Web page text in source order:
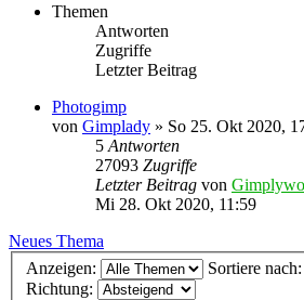
Themen
Antworten
Zugriffe
Letzter Beitrag
Photogimp
von Gimplady » So 25. Okt 2020,
5 Antworten
27093 Zugriffe
Letzter Beitrag von
Mi 28. Okt 2020, 11:59
Neues Thema
Anzeigen:
Sortiere nach:
Richtung: